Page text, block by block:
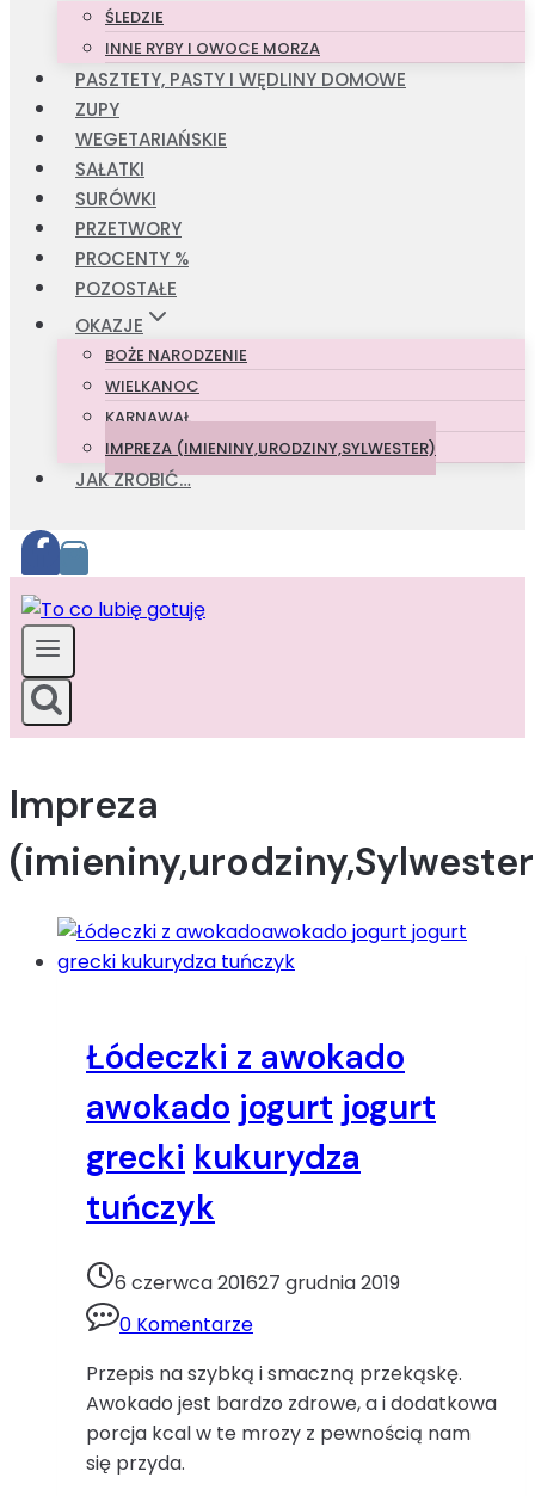
ŚLEDZIE
INNE RYBY I OWOCE MORZA
PASZTETY, PASTY I WĘDLINY DOMOWE
ZUPY
WEGETARIAŃSKIE
SAŁATKI
SURÓWKI
PRZETWORY
PROCENTY %
POZOSTAŁE
OKAZJE
BOŻE NARODZENIE
WIELKANOC
KARNAWAŁ
IMPREZA (IMIENINY,URODZINY,SYLWESTER)
JAK ZROBIĆ…
Impreza
Łódeczki z awokado
awokado jogurt jogurt
grecki kukurydza
tuńczyk
6 czerwca 201627 grudnia 2019
0 Komentarze
Przepis na szybką i smaczną przekąskę.
Awokado jest bardzo zdrowe, a i dodatkowa
porcja kcal w te mrozy z pewnością nam
się przyda.